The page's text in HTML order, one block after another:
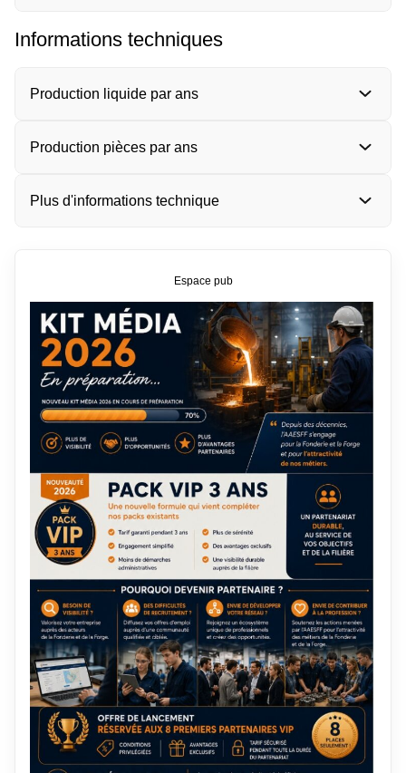
Informations techniques
Production liquide par ans
Production pièces par ans
Plus d'informations technique
Espace pub